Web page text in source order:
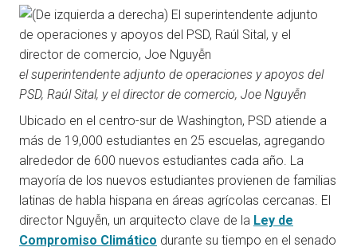
el superintendente adjunto de operaciones y apoyos del
PSD, Raúl Sital, y el director de comercio, Joe Nguyễn
Ubicado en el centro-sur de Washington, PSD atiende a
más de 19,000 estudiantes en 25 escuelas, agregando
alrededor de 600 nuevos estudiantes cada año. La
mayoría de los nuevos estudiantes provienen de familias
latinas de habla hispana en áreas agrícolas cercanas. El
director Nguyễn, un arquitecto clave de la Ley de
Compromiso Climático durante su tiempo en el senado